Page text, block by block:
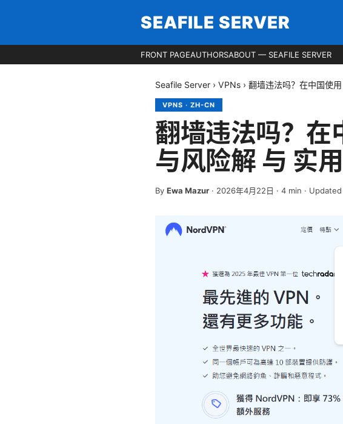
SEAFILE SERVER
FRONT PAGEAUTHORSABOUT — SEAFILE SERVER
Seafile Server › VPNs › 翻墙违法吗？在中国使
VPNS · ZH-CN
翻墙违法吗？在
与风险解 与 实
By Ewa Mazur · 2026年4月22日 · 4 min ·